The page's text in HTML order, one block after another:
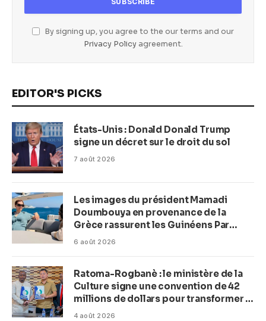
By signing up, you agree to the our terms and our
Privacy Policyagreement.
EDITOR'S PICKS
États-Unis : Donald Donald Trump
signe un décret sur le droit du sol
7 août 2026
Les images du président Mamadi
Doumbouya en provenance de la
Grèce rassurent les Guinéens Par
(Macka Baldé)
6 août 2026
Ratoma-Rogbanè : le ministère de la
Culture signe une convention de 42
millions de dollars pour transformer la
plage en complexe balnéaire
4 août 2026